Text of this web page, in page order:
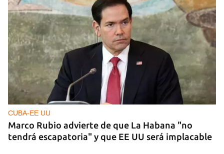
CUBA-EE UU
Marco Rubio advierte de que La Habana "no
tendrá escapatoria" y que EE UU será implacable